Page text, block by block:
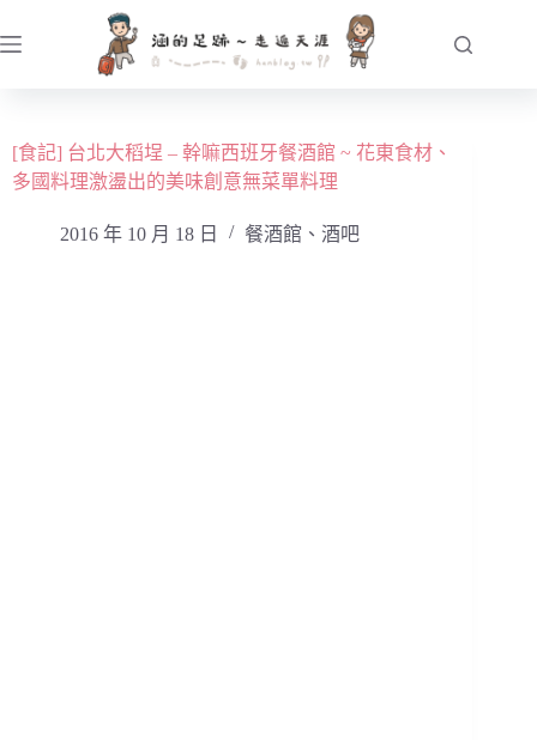
至
容[食記] 台北大稻埕 – 幹嘛西班牙餐酒館 ~ 花東食材、
多國料理激盪出的美味創意無菜單料理
2016 年 10 月 18 日 餐酒館、酒吧